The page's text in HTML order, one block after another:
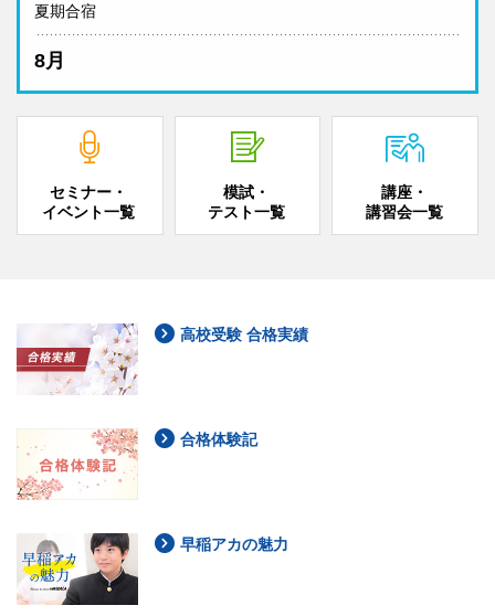
夏期合宿
8月
セミナー・
イベント一覧
模試・
テスト一覧
講座・
講習会一覧
高校受験 合格実績
合格体験記
早稲アカの魅力